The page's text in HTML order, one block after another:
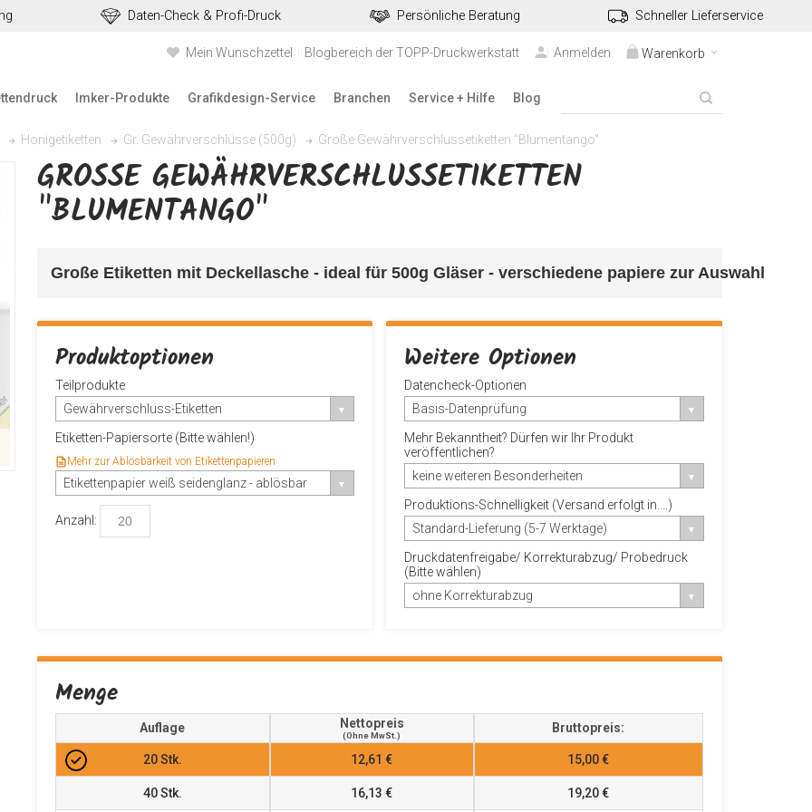
Daten-Check & Profi-Druck Persönliche Beratung Schneller Lieferservice
Warenkorb
Mein Wunschzettel Blogbereich der TOPP-Druckwerkstatt Anmelden
Imker-Produkte Grafikdesign-Service Branchen Service + Hilfe Blog
Honigetiketten Gr. Gewährverschlüsse (500g) Große Gewährverschlussetiketten "Blumentango"
GROSSE GEWÄHRVERSCHLUSSETIKETTEN "
BLUMENTANGO"
Große Etiketten mit Deckellasche - ideal für 500g Gläser - verschiedene papiere zur Auswahl
Produktoptionen
Teilprodukte
Gewährverschluss-Etiketten
Etiketten-Papiersorte (Bitte wählen!)
Mehr zur Ablösbarkeit von Etikettenpapieren
Etikettenpapier weiß seidenglanz - ablösbar
Anzahl:
Weitere Optionen
Datencheck-Optionen
Basis-Datenprüfung
Mehr Bekanntheit? Dürfen wir Ihr Produkt
veröffentlichen?
keine weiteren Besonderheiten
Produktions-Schnelligkeit (Versand erfolgt in....)
Standard-Lieferung (5-7 Werktage)
Druckdatenfreigabe/ Korrekturabzug/ Probedruck
(Bitte wählen)
ohne Korrekturabzug
Menge
Auflage Nettopreis
(ohne MwSt.)
Bruttopreis:
20Stk. 12,61 € 15,00 €
40Stk. 16,13 € 19,20 €